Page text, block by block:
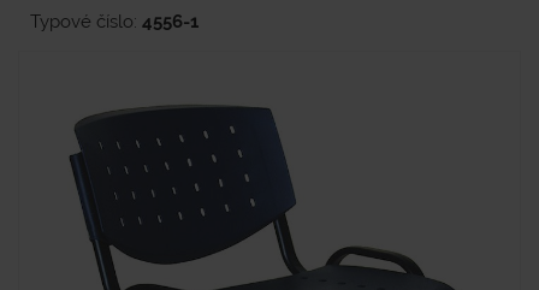
Typové číslo: 4556-1